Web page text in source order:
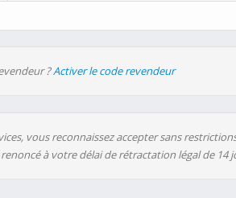
?Activer le code revendeur
vous reconnaissez accepter sans
à votre délai de rétractation légal de